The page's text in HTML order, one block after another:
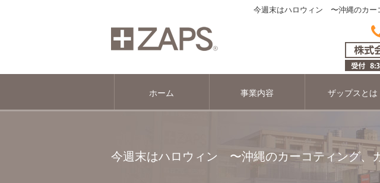
今週末はハロウィン 〜沖縄のカー
ホーム 事業内容 ザップスとは
今週末はハロウィン 〜沖縄のカーコティング、